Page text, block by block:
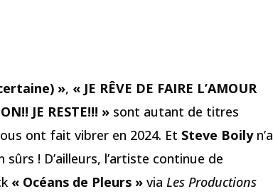
», « JE RÊVE DE FAIRE L’AMOUR
JE RESTE!!! » sont autant de titres
ont fait vibrer en 2024. Et Steve Boilyn’a
sûrs ! D’ailleurs, l’artiste continue de
« Océans de Pleurs » via Les Productions